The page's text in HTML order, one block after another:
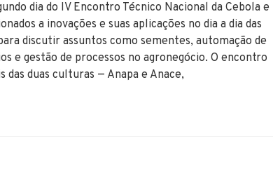
dia do IV Encontro Técnico Nacional da Cebola e
a inovações e suas aplicações no dia a dia das
discutir assuntos como sementes, automação de
e gestão de processos no agronegócio. O encontro
duas culturas — Anapa e Anace,